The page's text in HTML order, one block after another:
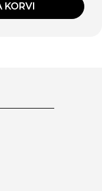
KORVI